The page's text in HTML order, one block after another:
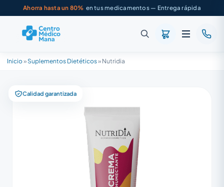
Ahorra hasta un 80% en tus medicamentos — Entrega rápida
Inicio» Suplementos Dietéticos» Nutridia
Calidad garantizada